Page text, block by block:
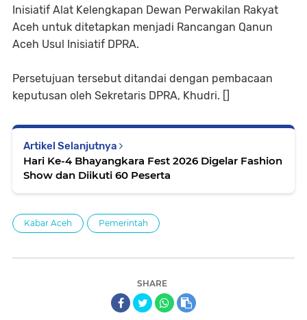
Inisiatif Alat Kelengkapan Dewan Perwakilan Rakyat
Aceh untuk ditetapkan menjadi Rancangan Qanun
Aceh Usul Inisiatif DPRA.
Persetujuan tersebut ditandai dengan pembacaan
keputusan oleh Sekretaris DPRA, Khudri. []
Artikel Selanjutnya
Hari Ke-4 Bhayangkara Fest 2026 Digelar Fashion
Show dan Diikuti 60 Peserta
Kabar Aceh Pemerintah
SHARE